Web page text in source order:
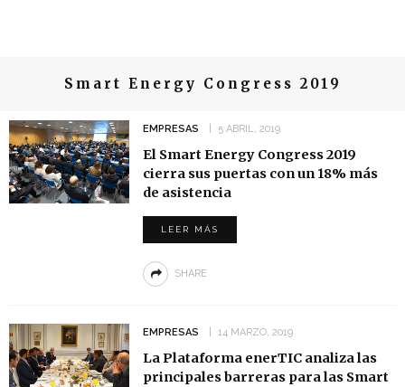
Smart Energy Congress 2019
EMPRESAS 5 ABRIL, 2019
El Smart Energy Congress 2019
cierra sus puertas con un 18% más
de asistencia
LEER MÁS
SHARE
EMPRESAS 14 MARZO, 2019
La Plataforma enerTIC analiza las
principales barreras para las Smart